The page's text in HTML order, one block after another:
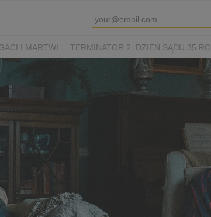
I MARTWI TERMINATOR 2. DZIEŃ SĄDU 35
PRZEPIS NA ŚWIĘTA
ASTERIKS I